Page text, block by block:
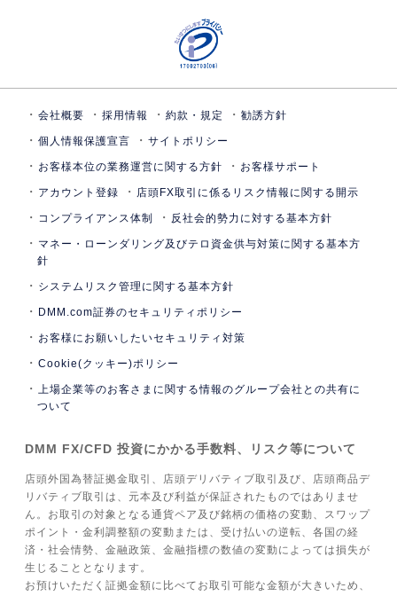
会社概要 採用情報 約款・規定 勧誘方針
個人情報保護宣言 サイトポリシー
お客様本位の業務運営に関する方針 お客様サポート
アカウント登録 店頭FX取引に係るリスク情報に関する開示
コンプライアンス体制 反社会的勢力に対する基本方針
マネー・ローンダリング及びテロ資金供与対策に関する基本方
針
システムリスク管理に関する基本方針
DMM.com証券のセキュリティポリシー
お客様にお願いしたいセキュリティ対策
Cookie(クッキー)ポリシー
上場企業等のお客さまに関する情報のグループ会社との共有に
ついて
DMM FX/CFD 投資にかかる手数料、リスク等について
店頭外国為替証拠金取引、店頭デリバティブ取引及び、店頭商品デ
リバティブ取引は、元本及び利益が保証されたものではありませ
ん。お取引の対象となる通貨ペア及び銘柄の価格の変動、スワップ
ポイント・金利調整額の変動または、受け払いの逆転、各国の経
済・社会情勢、金融政策、金融指標の数値の変動によっては損失が
生じることとなります。
お預けいただく証拠金額に比べてお取引可能な金額が大きいため、